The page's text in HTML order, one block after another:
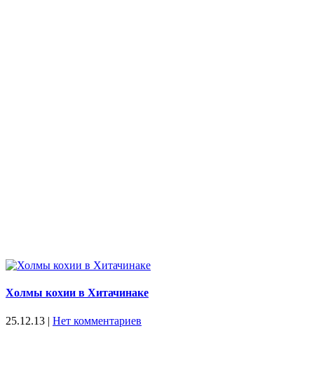
Холмы кохии в Хитачинаке
25.12.13 | Нет комментариев